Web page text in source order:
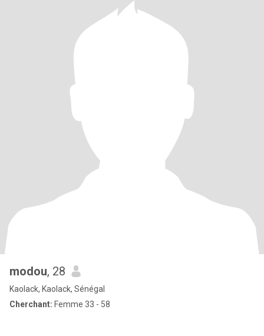
modou, 28
Kaolack, Kaolack, Sénégal
Cherchant: Femme 33 - 58